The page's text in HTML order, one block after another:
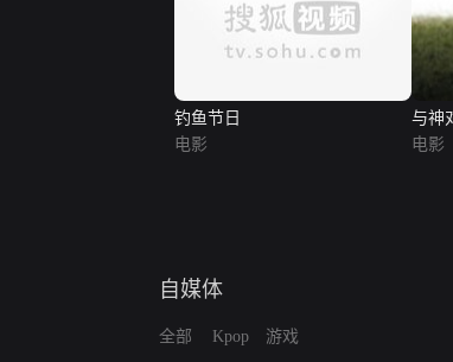
钓鱼节日
电影
与神
电影
自媒体
全部 Kpop 游戏